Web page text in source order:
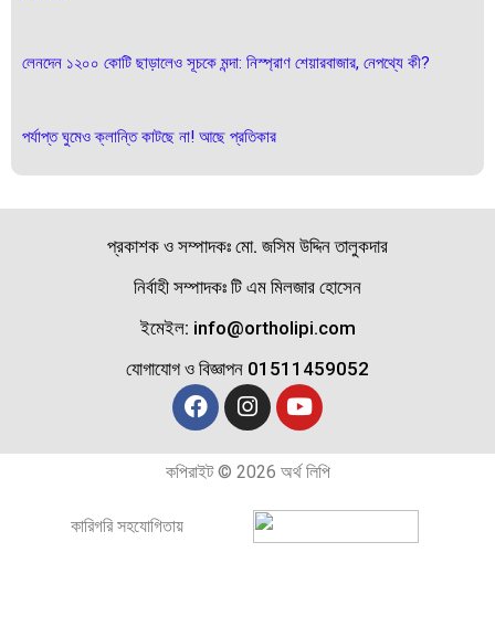
লেনদেন ১২০০ কোটি ছাড়ালেও সূচকে মন্দা: নিস্প্রাণ শেয়ারবাজার, নেপথ্যে কী?
পর্যাপ্ত ঘুমেও ক্লান্তি কাটছে না! আছে প্রতিকার
প্রকাশক ও সম্পাদকঃ মো. জসিম উদ্দিন তালুকদার
নির্বাহী সম্পাদকঃ টি এম মিলজার হোসেন
ইমেইল: info@ortholipi.com
যোগাযোগ ও বিজ্ঞাপন 01511459052
কপিরাইট © 2026 অর্থ লিপি
কারিগরি সহযোগিতায়